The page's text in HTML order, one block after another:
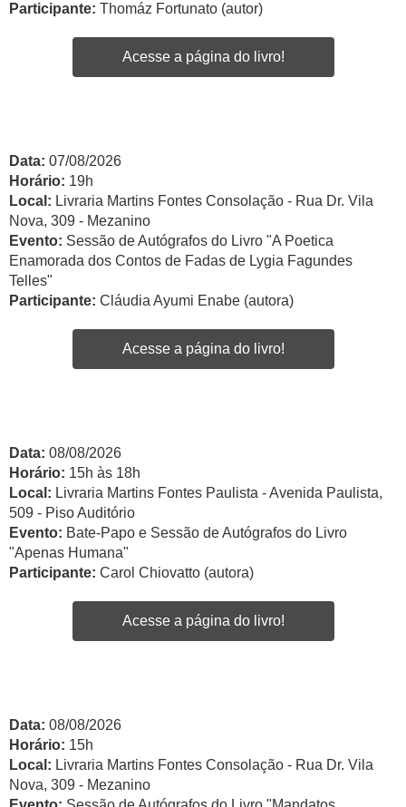
Participante: Thomáz Fortunato (autor)
Acesse a página do livro!
Data: 07/08/2026
Horário: 19h
Local: Livraria Martins Fontes Consolação - Rua Dr. Vila
Nova, 309 - Mezanino
Evento: Sessão de Autógrafos do Livro "A Poetica
Enamorada dos Contos de Fadas de Lygia Fagundes
Telles"
Participante: Cláudia Ayumi Enabe (autora)
Acesse a página do livro!
Data: 08/08/2026
Horário: 15h às 18h
Local: Livraria Martins Fontes Paulista - Avenida Paulista,
509 - Piso Auditório
Evento: Bate-Papo e Sessão de Autógrafos do Livro
"Apenas Humana"
Participante: Carol Chiovatto (autora)
Acesse a página do livro!
Data: 08/08/2026
Horário: 15h
Local: Livraria Martins Fontes Consolação - Rua Dr. Vila
Nova, 309 - Mezanino